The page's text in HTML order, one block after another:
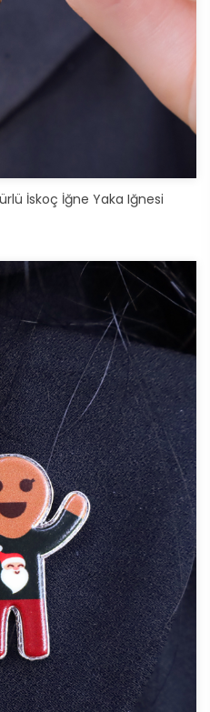
İskoç İğne Yaka Iğnesi